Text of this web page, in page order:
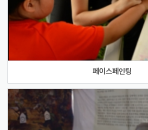
페이스페인팅